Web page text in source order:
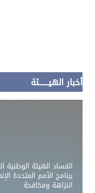
أخبار الهيــــــئة
الفساد الهيئة الوطنية
برنامج الأمم المتحدة
النزاهة ومكافحة